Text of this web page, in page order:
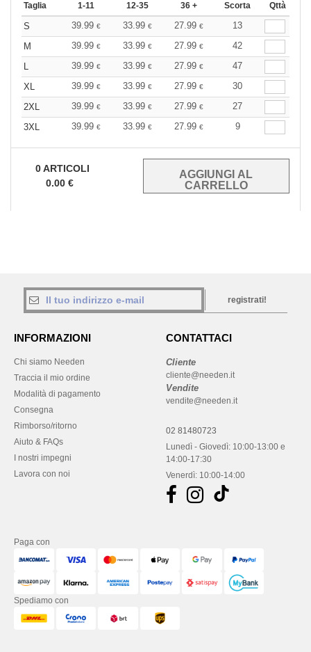
Taglia 1-11 12-35 36 + Scorta Qttà
S 39.99 € 33.99 € 27.99 €
13
M
39.99 € 33.99 € 27.99 €
42
L
39.99 € 33.99 € 27.99 €
47
XL
39.99 € 33.99 € 27.99 €
30
2XL
39.99 € 33.99 € 27.99 €
27
3XL
39.99 € 33.99 € 27.99 € 9
0ARTICOLI
0.00 €
registrati!
INFORMAZIONI
Chi siamo Needen
Traccia il mio ordine
Modalità di pagamento
Consegna
Rimborso/ritorno
Aiuto & FAQs
I nostri impegni
Lavora con noi
CONTATTACI
Cliente
cliente@needen.it
Vendite
vendite@needen.it
02 81480723
Lunedì - Giovedì: 10:00-13:00 e
14:00-17:30
Venerdì: 10:00-14:00
Paga con
Spediamo con